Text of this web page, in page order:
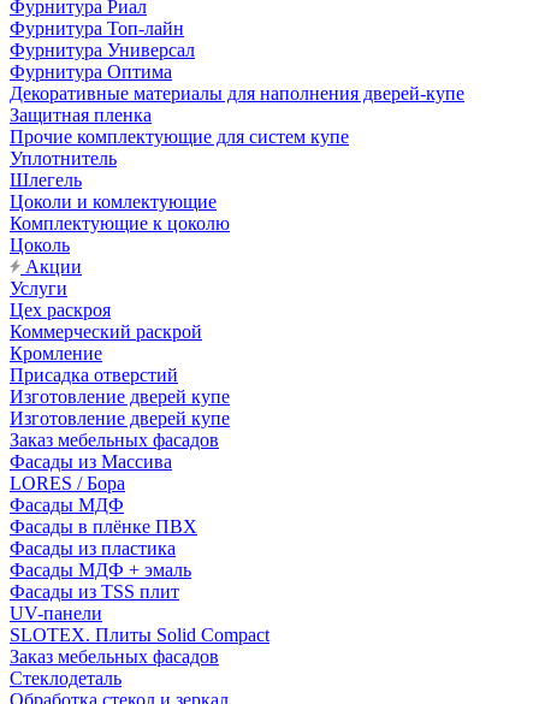
Фурнитура Риал
Фурнитура Топ-лайн
Фурнитура Универсал
Фурнитура Оптима
Декоративные материалы для наполнения дверей-купе
Защитная пленка
Прочие комплектующие для систем купе
Уплотнитель
Шлегель
Цоколи и комлектующие
Комплектующие к цоколю
Цоколь
Акции
Услуги
Цех раскроя
Коммерческий раскрой
Кромление
Присадка отверстий
Изготовление дверей купе
Изготовление дверей купе
Заказ мебельных фасадов
Фасады из Массива
LORES / Бора
Фасады МДФ
Фасады в плёнке ПВХ
Фасады из пластика
Фасады МДФ + эмаль
Фасады из TSS плит
UV-панели
SLOTEX. Плиты Solid Compact
Заказ мебельных фасадов
Стеклодеталь
Обработка стекол и зеркал